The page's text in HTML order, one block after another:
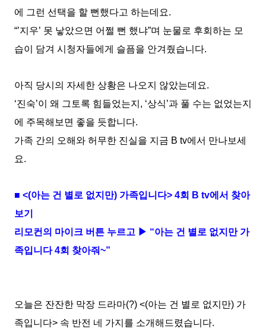
에 그런 선택을 할 뻔했다고 하는데요.
“’지우’ 못 낳았으면 어쩔 뻔 했냐”며 눈물로 후회하는 모
습이 담겨 시청자들에게 슬픔을 안겨줬습니다.
아직 당시의 자세한 상황은 나오지 않았는데요.
‘진숙’이 왜 그토록 힘들었는지, ‘상식’과 풀 수는 없었는지
에 주목해보면 좋을 듯합니다.
가족 간의 오해와 허무한 진실을 지금 B tv에서 만나보세
요.
■ <(아는 건 별로 없지만) 가족입니다> 4회 B tv에서 찾아
보기
리모컨의 마이크 버튼 누르고 ▶ “아는 건 별로 없지만 가
족입니다 4회 찾아줘~”
오늘은 잔잔한 막장 드라마(?) <(아는 건 별로 없지만) 가
족입니다> 속 반전 네 가지를 소개해드렸습니다.